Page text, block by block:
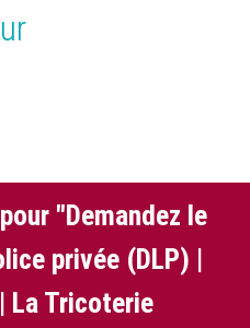
"Demandez le
privée (DLP) |
| La Tricoterie